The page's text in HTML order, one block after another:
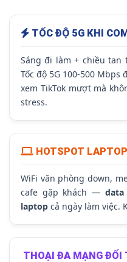
TỐC ĐỘ 5G KHI
Sáng đi làm + chiều tan
Tốc độ 5G 100-500 Mbps
xem TikTok mượt mà
stress.
HOTSPOT
WiFi văn phòng down,
cafe gặp khách —
laptop cả ngày làm việc.
THOẠI ĐA MẠNG ĐỐI